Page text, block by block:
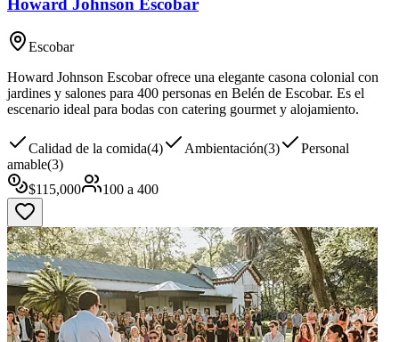
Escobar
Howard Johnson Escobar ofrece una elegante casona colonial con
jardines y salones para 400 personas en Belén de Escobar. Es el
escenario ideal para bodas con catering gourmet y alojamiento.
Calidad de la comida(4) Ambientación(3)
Personal
amable(3)
$115,000 100 a 400